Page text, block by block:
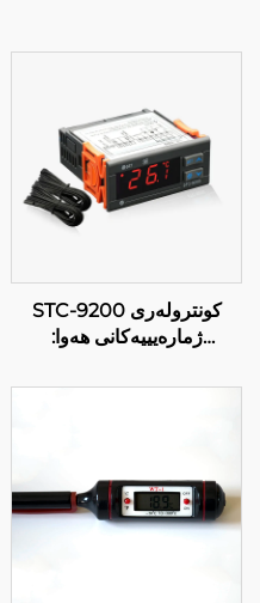
STC-9200 کونترولەری
ژمارەیییەکانی هەوا:
کارپێکردنەوەی هەوا لەسەر